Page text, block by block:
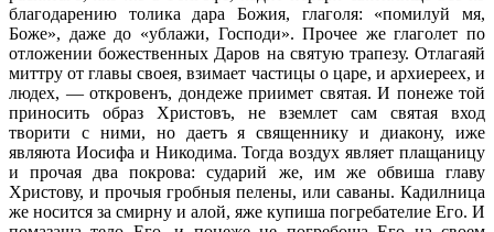
благодарению толика дара Божия, глаголя: «помилуй мя,
Боже», даже до «ублажи, Господи». Прочее же глаголет по
отложении божественных Даров на святую трапезу. Отлагаяй
миттру от главы своея, взимает частицы о царе, и архиереех, и
людех, — откровенъ, дондеже приимет святая. И понеже той
приносить образ Христовъ, не вземлет сам святая вход
творити с ними, но даетъ я священнику и диакону, иже
являюта Иосифа и Никодима. Тогда воздух являет плащаницу
и прочая два покрова: сударий же, им же обвиша главу
Христову, и прочыя гробныя пелены, или саваны. Кадилница
же носится за смирну и алой, яже купиша погребателие Его. И